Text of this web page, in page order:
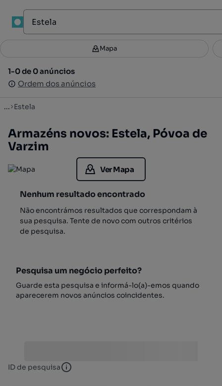
Filtros 3
1-0 de 0 anúncios
Ordem dos anúncios
Mapa
1-0 de 0 anúncios
Ordem dos anúncios
... Estela
Armazéns novos: Estela, Póvoa de
Varzim
Ver Mapa
Nenhum resultado encontrado
Não encontrámos resultados que correspondam à
sua pesquisa. Tente de novo com outros critérios
de pesquisa.
Pesquisa um negócio perfeito?
Guarde esta pesquisa e informá-lo(a)-emos quando
aparecerem novos anúncios coincidentes.
ID de pesquisa ID de pesquisa